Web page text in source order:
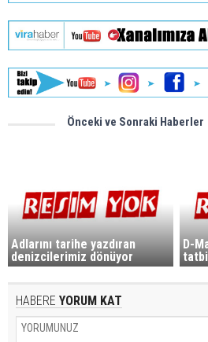
Önceki ve Sonraki Haberler
Adlarını tarihe yazdıran
denizcilerimiz dönüyor
D-
HABERE YORUM KAT